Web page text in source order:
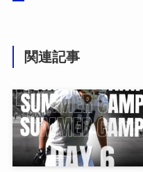
関連記事